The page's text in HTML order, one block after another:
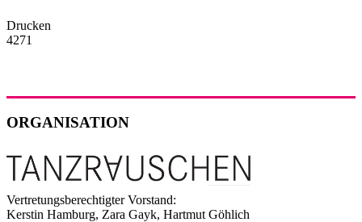
Drucken
4271
ORGANISATION
Vertretungsberechtigter Vorstand:
Kerstin Hamburg, Zara Gayk, Hartmut Göhlich